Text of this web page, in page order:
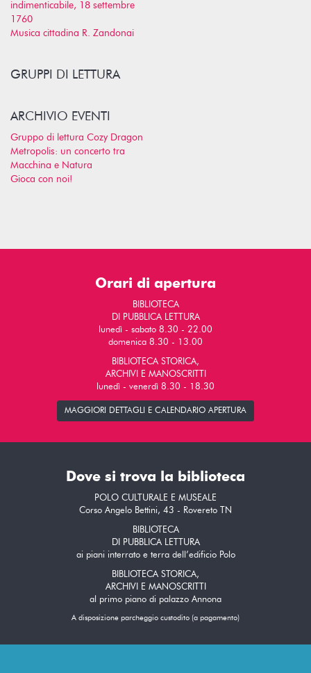
indimenticabile, 18 settembre
1760
Musica cittadina R. Zandonai
GRUPPI DI LETTURA
ARCHIVIO EVENTI
Gruppo di lettura Cozy Dragon
Metropolis: un concerto tra
Macchina e Natura
Gioca con noi!
Orari di apertura
BIBLIOTECA
DI PUBBLICA LETTURA
lunedì - sabato 8.30 - 22.00
domenica 8.30 - 13.00
BIBLIOTECA STORICA,
ARCHIVI E MANOSCRITTI
lunedì - venerdì 8.30 - 18.30
MAGGIORI DETTAGLI E CALENDARIO APERTURA
Dove si trova la biblioteca
POLO CULTURALE E MUSEALE
Corso Angelo Bettini, 43 - Rovereto TN
BIBLIOTECA
DI PUBBLICA LETTURA
ai piani interrato e terra dell’edificio Polo
BIBLIOTECA STORICA,
ARCHIVI E MANOSCRITTI
al primo piano di palazzo Annona
A disposizione parcheggio custodito (a pagamento)